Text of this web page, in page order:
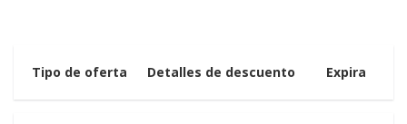
Tipo de oferta Detalles de descuento Expira